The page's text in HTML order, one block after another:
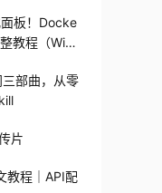
板！Docke
教程（Win
三部曲，从零
片
教程｜API配